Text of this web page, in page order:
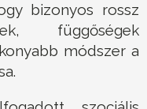
bizonyos rossz
függőségek
módszer a